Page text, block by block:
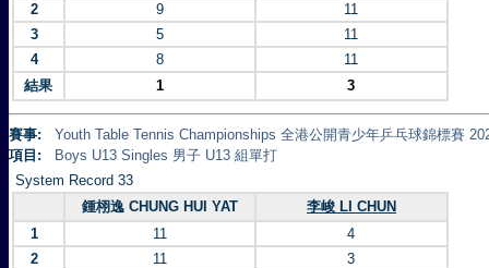
2
9
11
3
5
11
4
8
11
結果
1 3
賽事:
Youth Table Tennis Championships 全港公開青少年乒乓球錦標賽
項目:
Boys U13 Singles 男子 U13 組單打
System Record 33
鍾栩逸 CHUNG HUI YAT
李峻 LI CHUN
1
11
4
2
11
3